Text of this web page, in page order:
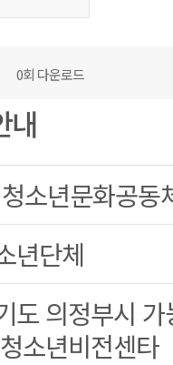
0회 다운로드
내
소년문화공동
년단체
도 의정부시
소년비전센타